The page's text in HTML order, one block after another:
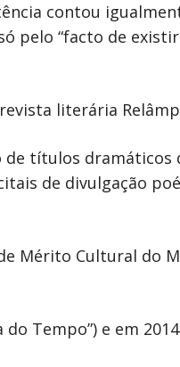
contou
pelo “facto de
literária
de títulos
de divulgação
de Mérito Cultural do
Tempo”) e em